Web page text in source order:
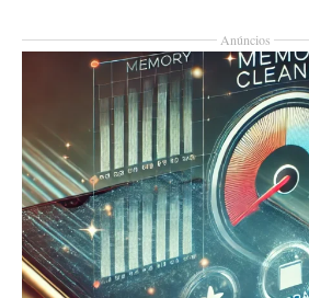
Anúncios